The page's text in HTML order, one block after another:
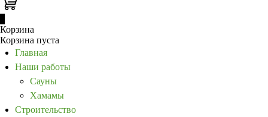
Корзина
Корзина пуста
Главная
Наши работы
Сауны
Хамамы
Строительство